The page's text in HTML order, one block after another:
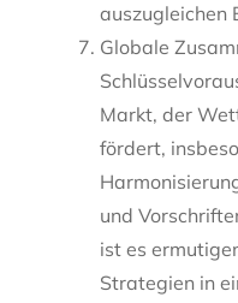
auszugleichen
Globale
Markt, der
fördert,
und
ist es
Strategien in